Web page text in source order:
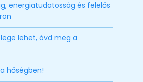
energiatudatosság és felelős
lehet, óvd meg a
hőségben!